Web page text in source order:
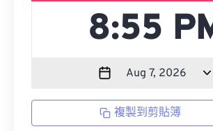
複製到剪貼簿